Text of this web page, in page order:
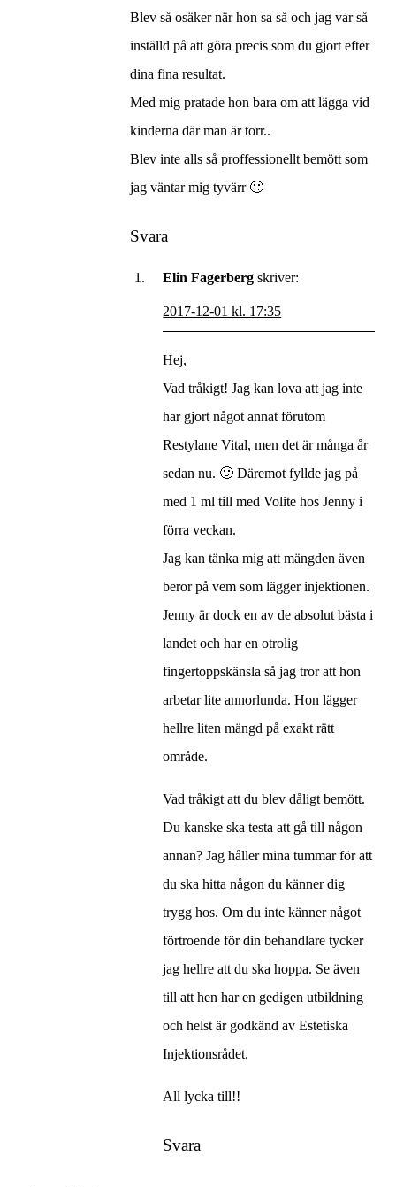
Blev så osäker när hon sa så och jag var så
inställd på att göra precis som du gjort efter
dina fina resultat.
Med mig pratade hon bara om att lägga vid
kinderna där man är torr..
Blev inte alls så proffessionellt bemött som
jag väntar mig tyvärr 🙁
Svara
Elin Fagerberg skriver:
2017-12-01 kl. 17:35
Hej,
Vad tråkigt! Jag kan lova att jag inte
har gjort något annat förutom
Restylane Vital, men det är många år
sedan nu. 🙂 Däremot fyllde jag på
med 1 ml till med Volite hos Jenny i
förra veckan.
Jag kan tänka mig att mängden även
beror på vem som lägger injektionen.
Jenny är dock en av de absolut bästa i
landet och har en otrolig
fingertoppskänsla så jag tror att hon
arbetar lite annorlunda. Hon lägger
hellre liten mängd på exakt rätt
område.
Vad tråkigt att du blev dåligt bemött.
Du kanske ska testa att gå till någon
annan? Jag håller mina tummar för att
du ska hitta någon du känner dig
trygg hos. Om du inte känner något
förtroende för din behandlare tycker
jag hellre att du ska hoppa. Se även
till att hen har en gedigen utbildning
och helst är godkänd av Estetiska
Injektionsrådet.
All lycka till!!
Svara